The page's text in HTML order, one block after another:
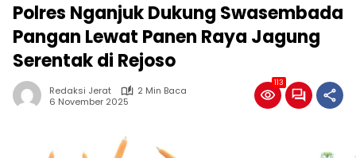
Polres Nganjuk Dukung Swasembada
Pangan Lewat Panen Raya Jagung
Serentak di Rejoso
Redaksi Jerat
2 Min Baca
6 November 2025
113